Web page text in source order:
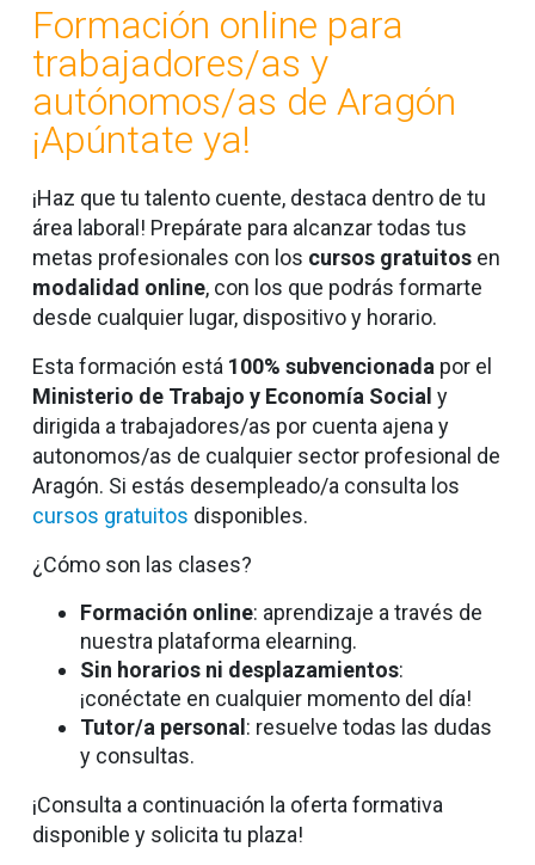
Formación online para
trabajadores/as y
autónomos/as de Aragón
¡Apúntate ya!
¡Haz que tu talento cuente, destaca dentro de tu
área laboral! Prepárate para alcanzar todas tus
metas profesionales con los cursos gratuitosen
modalidad online, con los que podrás formarte
desde cualquier lugar, dispositivo y horario.
Esta formación está 100% subvencionada por el
Ministerio de Trabajo y Economía Social y
dirigida a trabajadores/as por cuenta ajena y
autonomos/as de cualquier sector profesional de
Aragón. Si estás desempleado/a consulta los
cursos gratuitos disponibles.
¿Cómo son las clases?
Formación online: aprendizaje a través de
nuestra plataforma elearning.
Sin horarios ni desplazamientos:
¡conéctate en cualquier momento del día!
Tutor/a personal : resuelve todas las dudas
y consultas.
¡Consulta a continuación la oferta formativa
disponible y solicita tu plaza!